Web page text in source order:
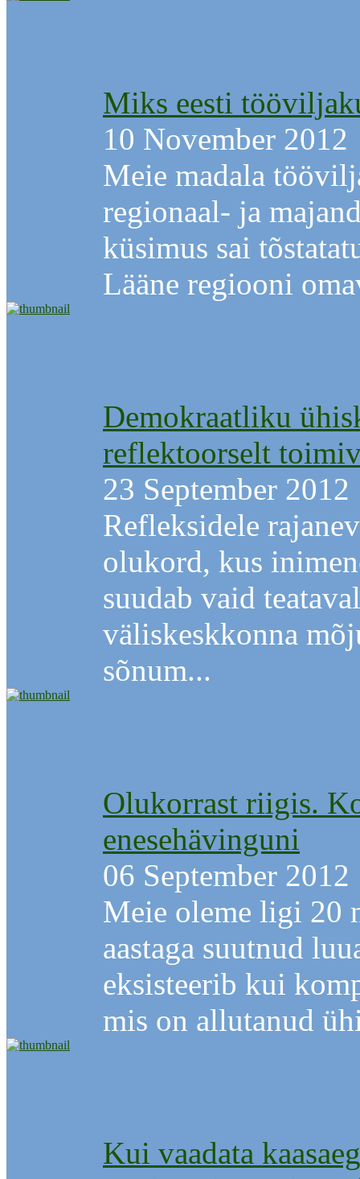
Miks eesti
10 November 2012
Meie madala
regionaal- ja
küsimus sai
Lääne regiooni
Demokraatliku
reflektoorselt
23 September 2012
Refleksidele
olukord, kus
suudab vaid
väliskeskkonna
sõnum...
Olukorrast riigis.
enesehävinguni
06 September 2012
Meie oleme ligi 20
aastaga suutnud
eksisteerib kui
mis on allutanud
Kui vaadata